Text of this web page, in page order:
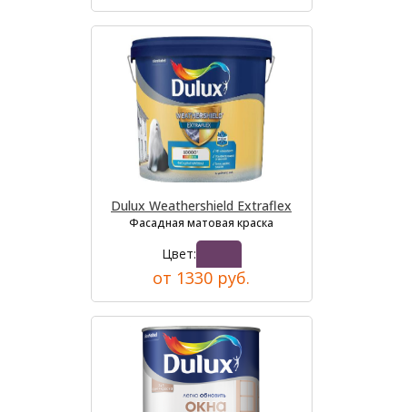
Dulux Weathershield Extraflex
Фасадная матовая краска
Цвет:
от 1330 руб.